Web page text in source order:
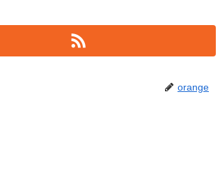
orange